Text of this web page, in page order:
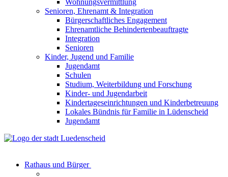
Wohnungsvermittlung
Senioren, Ehrenamt & Integration
Bürgerschaftliches Engagement
Ehrenamtliche Behindertenbeauftragte
Integration
Senioren
Kinder, Jugend und Familie
Jugendamt
Schulen
Studium, Weiterbildung und Forschung
Kinder- und Jugendarbeit
Kindertageseinrichtungen und Kinderbetreuung
Lokales Bündnis für Familie in Lüdenscheid
Jugendamt
Rathaus und Bürger